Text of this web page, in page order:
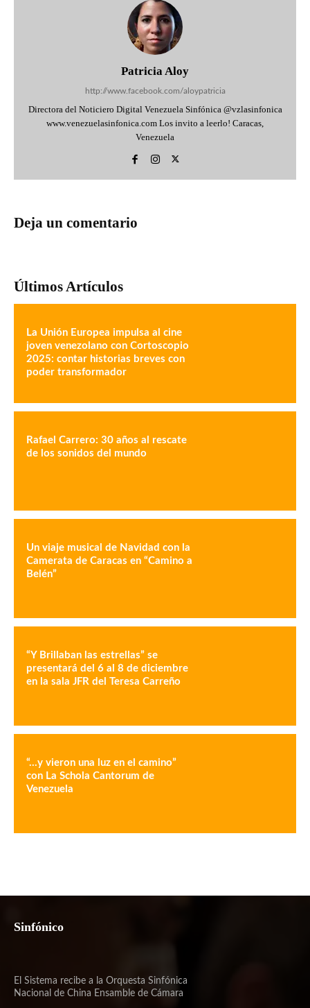
Patricia Aloy
http://www.facebook.com/aloypatricia
Directora del Noticiero Digital Venezuela Sinfónica @vzlasinfonica
www.venezuelasinfonica.com Los invito a leerlo! Caracas,
Venezuela
Deja un comentario
Últimos Artículos
La Unión Europea impulsa al cine
joven venezolano con Cortoscopio
2025: contar historias breves con
poder transformador
Rafael Carrero: 30 años al rescate
de los sonidos del mundo
Un viaje musical de Navidad con la
Camerata de Caracas en “Camino a
Belén”
“Y Brillaban las estrellas” se
presentará del 6 al 8 de diciembre
en la sala JFR del Teresa Carreño
“…y vieron una luz en el camino”
con La Schola Cantorum de
Venezuela
Sinfónico
El Sistema recibe a la Orquesta Sinfónica
Nacional de China Ensamble de Cámara